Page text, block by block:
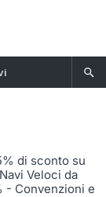
di sconto su
Veloci da
- Convenzioni e